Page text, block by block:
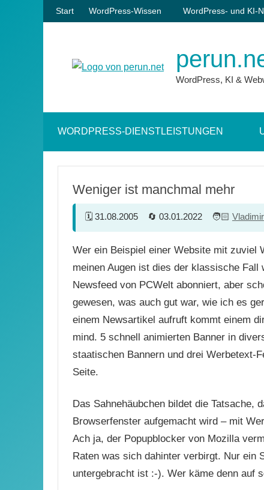
Zum
Inhalt
Start WordPress-Wissen WordPress- und KI-
WordPress, KI &
WORDPRESS-DIENSTLEISTUNGEN
Weniger ist manchmal mehr
31.08.2005 03.01.2022 Vladimir
Wer ein Beispiel einer Website mit zuviel
meinen Augen ist dies der klassische Fall
Newsfeed von PCWelt abonniert, aber
gewesen, was auch gut war, wie ich es
einem Newsartikel aufruft kommt einem
mind. 5 schnell animierten Banner in
staatischen Bannern und drei Werbetext-
Seite.
Das Sahnehäubchen bildet die Tatsache,
Browserfenster aufgemacht wird – mit
Ach ja, der Popupblocker von Mozilla
Raten was sich dahinter verbirgt. Nur ein
untergebracht ist :-). Wer käme denn auf